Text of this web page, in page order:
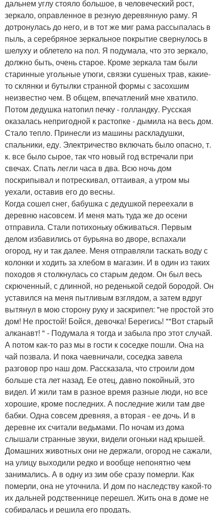
дальнем углу стояло большое, в человеческий рост,
зеркало, оправленное в резную деревянную раму. Я
дотронулась до него, и в тот же миг рама рассыпалась в
пыль, а серебряное зеркальное покрытие свернулось в
шелуху и облетело на пол. Я подумала, что это зеркало,
должно быть, очень старое. Кроме зеркала там были
старинные угольные утюги, связки сушеных трав, какие-
то склянки и бутылки странной формы с засохшим
неизвестно чем. В общем, впечатлений мне хватило.
Потом дедушка натопил печку - голландку. Русская
оказалась непригодной к растопке - дымила на весь дом.
Стало тепло. Принесли из машины раскладушки,
спальники, еду. Электричество включать было опасно, т.
к. все было сырое, так что новый год встречали при
свечах. Спать легли часа в два. Всю ночь дом
поскрипывал и потрескивал, оттаивая, а утром мы
уехали, оставив его до весны.
Когда сошел снег, бабушка с дедушкой переехали в
деревню насовсем. И меня мать туда же до осени
отправила. Стали потихоньку обживаться. Первым
делом избавились от бурьяна во дворе, вспахали
огород, ну и так далее. Меня отправляли таскать воду с
колонки и ходить за хлебом в магазин. И в один из таких
походов я столкнулась со старым дедом. Он был весь
скрюченный, с длинной, но реденькой седой бородой. Он
уставился на меня пытливым взглядом, а затем вдруг
вытянул в мою сторону руку и заскрипел: "не простой это
дом! Не простой! Бойся, девочка! Берегись! ""Вот старый
алканавт! " - Подумала я тогда и забыла про этот случай.
А потом как-то раз мы в гости к соседке пошли. Она на
чай позвала. И пока чаевничали, соседка завела
разговор про наш дом. Рассказала, что строили дом
больше ста лет назад. Ее отец, давно покойный, это
видел. И жили там в разное время разные люди, но все
хорошие, кроме последних. А последние жили там две
бабки. Одна совсем древняя, а вторая - ее дочь. И в
деревне их считали ведьмами. По ночам из дома
слышали странные звуки, видели огоньки над крышей.
Домашних животных они не держали, огород не сажали,
на улицу выходили редко и вообще непонятно чем
занимались. А в одну из зим обе сразу померли. Как
померли, она не уточнила. И дом по наследству какой-то
их дальней родственнице перешел. Жить она в доме не
собиралась и решила его продать.